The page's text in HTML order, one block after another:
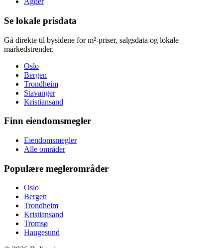
Se lokale prisdata
Gå direkte til bysidene for m²-priser, salgsdata og lokale
markedstrender.
Oslo
Bergen
Trondheim
Stavanger
Kristiansand
Finn eiendomsmegler
Eiendomsmegler
Alle områder
Populære meglerområder
Oslo
Bergen
Trondheim
Kristiansand
Tromsø
Haugesund